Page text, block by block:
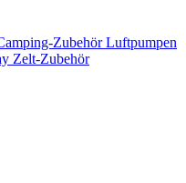
ZubehörLuftpumpen
Zelt-Zubehör